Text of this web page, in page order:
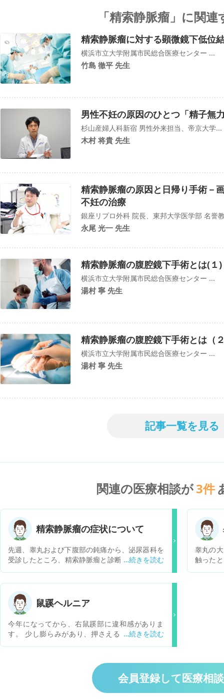
「精索静脈瘤」に関
精索静脈瘤に対する顕微鏡下低位
横浜市立大学附属市民総合医療センター ...
竹島 徹平 先生
男性不妊の原因のひとつ「精子無
杉山産婦人科新宿 男性外来担当、帝京大学...
木村 将貴 先生
精索静脈瘤の原因と日帰り手術－
不妊の治療
銀座リプロ外科 院長、東邦大学医学部 名誉
永尾 光一 先生
精索静脈瘤の腹腔鏡下手術とは(１)
横浜市立大学附属市民総合医療センター ...
湯村 寧 先生
精索静脈瘤の腹腔鏡下手術とは（
横浜市立大学附属市民総合医療センター ...
湯村 寧 先生
記事一覧を見る
関連の医療相談が3件
精索静脈瘤の症状について
先週、睾丸および下腹部の鈍痛から、泌尿器科を
受診したところ、精索静脈瘤と診断されました。
触診とエコーで診断されましたが、違和感は消え
ません。 特に治療は必要なく気にしないようにと
のことですが、水で陰嚢を冷やす等の対応で良い
のでしょうか。 また、別の泌尿器科を受診する目
安があれば教えてください。
睾丸の
触った
鼠蹊ヘルニア
今年になってから、右鼠蹊部に違和感がありま
す。 少し膨らみがあり、押さえるとへこみます
をしたときにも違和感があります。 ネットで検索
してみると鼠蹊ヘルニアのように思うのですが、
どうでしょうか？ また、その場合何科を受診すれ
ばいいでしょうか？ よろしくお願いします。
会員登録して医療相